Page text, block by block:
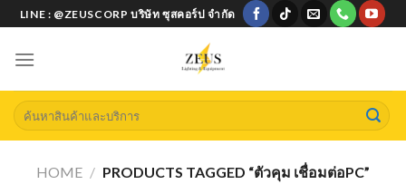
Skip
to
content
LINE : @ZEUSCORP บริษัท ซุสคอร์ป จำกัด
Search
for:
HOME / PRODUCTS TAGGED “ตัวคุม เชื่อมต่อPC”